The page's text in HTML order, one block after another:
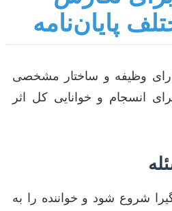
پایان‌نامه
وظیفه و ساختار مشخصی
انسجام و خوانایی کل اثر
شروع شود و خواننده را به